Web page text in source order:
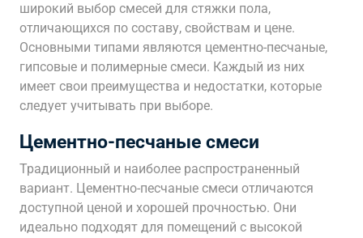
широкий выбор смесей для стяжки пола,
отличающихся по составу, свойствам и цене.
Основными типами являются цементно-песчаные,
гипсовые и полимерные смеси. Каждый из них
имеет свои преимущества и недостатки, которые
следует учитывать при выборе.
Цементно-песчаные смеси
Традиционный и наиболее распространенный
вариант. Цементно-песчаные смеси отличаются
доступной ценой и хорошей прочностью. Они
идеально подходят для помещений с высокой